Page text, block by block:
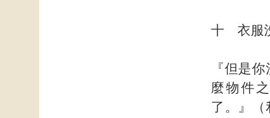
十 衣服
『但是
麼物件
了。』